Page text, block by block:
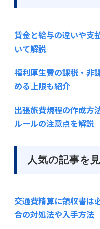
賃金と給与の違いや支
いて解説
福利厚生費の課税・非
める上限も紹介
出張旅費規程の作成方
ルールの注意点を解説
人気の記事を
交通費精算に領収書は
合の対処法や入手方法